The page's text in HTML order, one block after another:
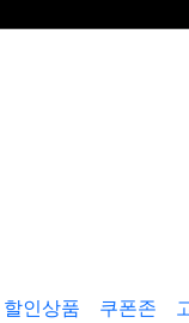
할인상품 쿠폰존